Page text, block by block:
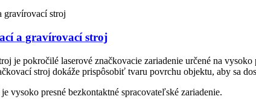
a gravírovací stroj
je pokročilé laserové značkovacie zariadenie určené na
stroj dokáže prispôsobiť tvaru povrchu objektu, aby sa
vysoko presné bezkontaktné spracovateľské zariadenie.